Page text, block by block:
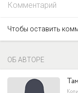
Комментарий
Чтобы оставить
ОБ АВТОРЕ